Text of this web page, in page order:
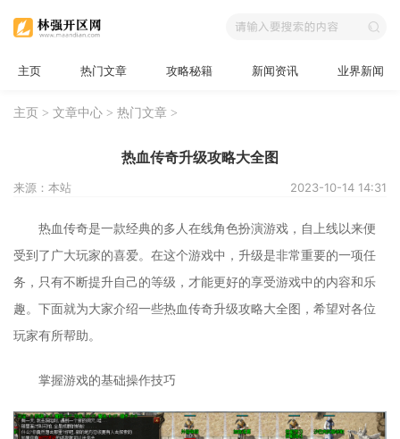
主页 热门文章 攻略秘籍 新闻资讯 业界新闻
主页 > 文章中心 > 热门文章 >
热血传奇升级攻略大全图
来源：本站 2023-10-14 14:31
热血传奇是一款经典的多人在线角色扮演游戏，自上线以来便
受到了广大玩家的喜爱。在这个游戏中，升级是非常重要的一项任
务，只有不断提升自己的等级，才能更好的享受游戏中的内容和乐
趣。下面就为大家介绍一些热血传奇升级攻略大全图，希望对各位
玩家有所帮助。
掌握游戏的基础操作技巧